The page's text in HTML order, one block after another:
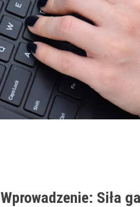
Wprowadzenie: Siła